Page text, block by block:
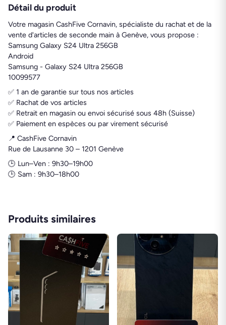
Détail du produit
Votre magasin CashFive Cornavin, spécialiste du rachat et de la
vente d'articles de seconde main à Genève, vous propose :
Samsung Galaxy S24 Ultra 256GB
Android
Samsung - Galaxy S24 Ultra 256GB
10099577
✅ 1 an de garantie sur tous nos articles
✅ Rachat de vos articles
✅ Retrait en magasin ou envoi sécurisé sous 48h (Suisse)
✅ Paiement en espèces ou par virement sécurisé
📍 CashFive Cornavin
Rue de Lausanne 30 – 1201 Genève
🕒 Lun–Ven : 9h30–19h00
🕒 Sam : 9h30–18h00
Produits similaires